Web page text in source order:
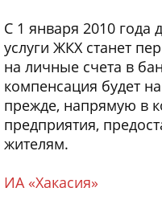
С 1 января 2010 года
услуги ЖКХ станет
на личные счета в
компенсация будет
прежде, напрямую в
предприятия,
жителям.
ИА «Хакасия»